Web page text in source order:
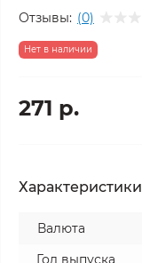
Отзывы: (0)
Нет в наличии
271 р.
Валюта
Год выпуска